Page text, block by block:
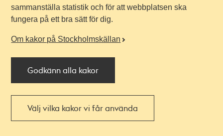
sammanställa statistik och för att webbplatsen ska
fungera på ett bra sätt för dig.
Om kakor på Stockholmskällan
Godkänn alla kakor
Välj vilka kakor vi får använda